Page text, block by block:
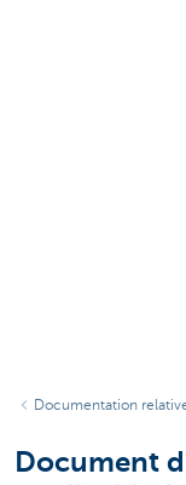
Documentation
Document